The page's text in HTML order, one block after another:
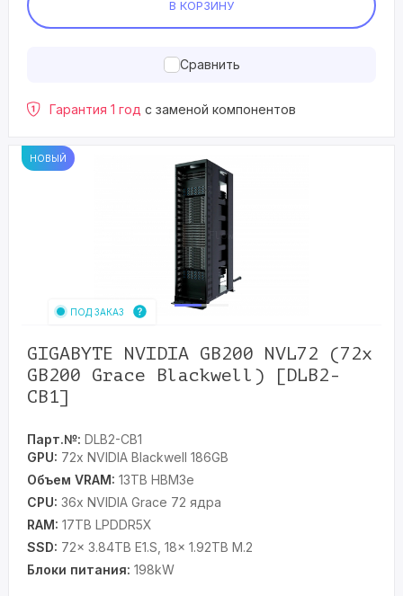
В КОРЗИНУ
Сравнить
Гарантия 1 год с заменой компонентов
НОВЫЙ
ПОД ЗАКАЗ
GIGABYTE NVIDIA GB200 NVL72 (72x
GB200 Grace Blackwell) [DLB2-
CB1]
Парт.№: DLB2-CB1
GPU: 72x NVIDIA Blackwell 186GB
Объем VRAM: 13TB HBM3e
CPU: 36x NVIDIA Grace 72 ядра
RAM: 17TB LPDDR5X
SSD: 72x 3.84TB E1.S, 18x 1.92TB M.2
Блоки питания: 198kW